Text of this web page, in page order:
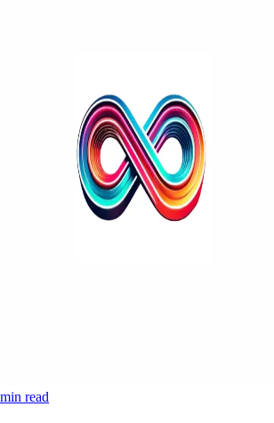
read